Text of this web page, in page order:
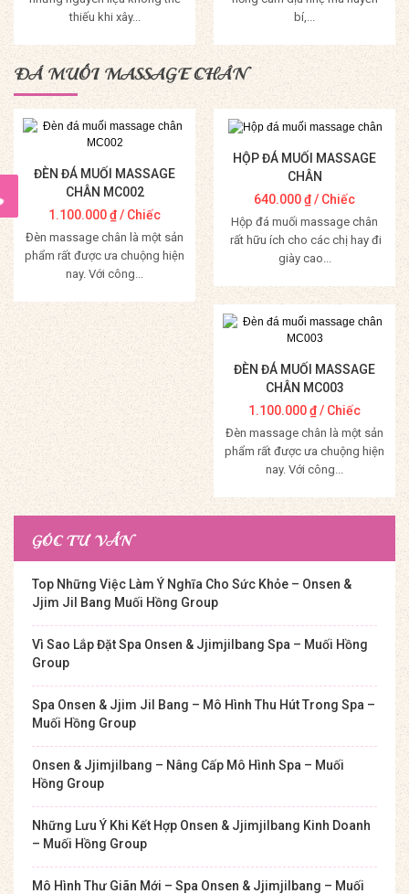
thiếu khi xây...
Mua Hàng
bí,...
Mua Hàng
ĐÁ MUỐI MASSAGE CHÂN
ĐÈN ĐÁ MUỐI MASSAGE
CHÂN MC002
1.100.000₫/ Chiếc
Đèn massage chân là một sản
phẩm rất được ưa chuộng hiện
nay. Với công...
Mua Hàng
HỘP ĐÁ MUỐI MASSAGE
CHÂN
640.000₫/ Chiếc
Hộp đá muối massage chân
rất hữu ích cho các chị hay đi
giày cao...
Mua Hàng
ĐÈN ĐÁ MUỐI MASSAGE
CHÂN MC003
1.100.000₫/ Chiếc
Đèn massage chân là một sản
phẩm rất được ưa chuộng hiện
nay. Với công...
Mua Hàng
GÓC TƯ VẤN
Top Những Việc Làm Ý Nghĩa Cho Sức Khỏe – Onsen &
Jjim Jil Bang Muối Hồng Group
Vì Sao Lắp Đặt Spa Onsen & Jjimjilbang Spa – Muối Hồng
Group
Spa Onsen & Jjim Jil Bang – Mô Hình Thu Hút Trong Spa –
Muối Hồng Group
Onsen & Jjimjilbang – Nâng Cấp Mô Hình Spa – Muối
Hồng Group
Những Lưu Ý Khi Kết Hợp Onsen & Jjimjilbang Kinh Doanh
– Muối Hồng Group
Mô Hình Thư Giãn Mới – Spa Onsen & Jjimjilbang – Muối